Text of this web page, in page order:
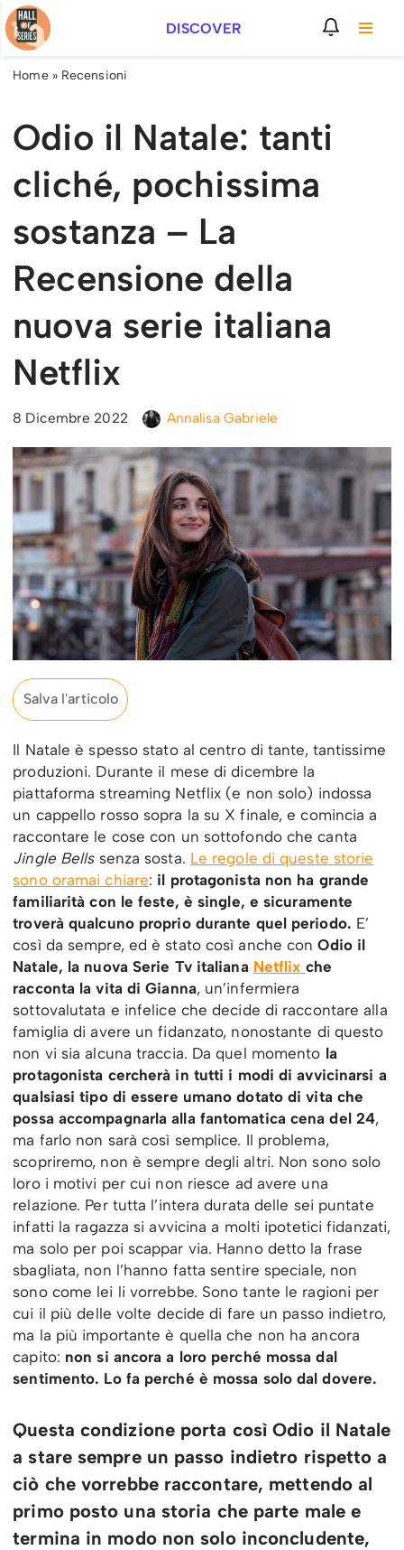
Vai
al
DISCOVER
Home» Recensioni
Odio il Natale: tanti
cliché, pochissima
sostanza – La
Recensione della
nuova serie italiana
Netflix
8 Dicembre 2022 Annalisa Gabriele
Salva l'articolo
Il Natale è spesso stato al centro di tante, tantissime
produzioni. Durante il mese di dicembre la
piattaforma streaming Netflix (e non solo) indossa
un cappello rosso sopra la su X finale, e comincia a
raccontare le cose con un sottofondo che canta
Jingle Bellssenza sosta. Le regole di queste storie
sono oramai chiare: il protagonista non ha grande
familiarità con le feste, è single, e sicuramente
troverà qualcuno proprio durante quel periodo. E’
così da sempre, ed è stato così anche conOdio il
Natale, la nuova Serie Tv italiana Netflix che
racconta la vita di Gianna, un’infermiera
sottovalutata e infelice che decide di raccontare alla
famiglia di avere un fidanzato, nonostante di questo
non vi sia alcuna traccia. Da quel momento la
protagonista cercherà in tutti i modi di avvicinarsi a
qualsiasi tipo di essere umano dotato di vita che
possa accompagnarla alla fantomatica cena del 24,
ma farlo non sarà così semplice. Il problema,
scopriremo, non è sempre degli altri. Non sono solo
loro i motivi per cui non riesce ad avere una
relazione. Per tutta l’intera durata delle sei puntate
infatti la ragazza si avvicina a molti ipotetici fidanzati,
ma solo per poi scappar via. Hanno detto la frase
sbagliata, non l’hanno fatta sentire speciale, non
sono come lei li vorrebbe. Sono tante le ragioni per
cui il più delle volte decide di fare un passo indietro,
ma la più importante è quella che non ha ancora
capito: non si ancora a loro perché mossa dal
sentimento. Lo fa perché è mossa solo dal dovere.
Questa condizione porta così Odio il Natale
a stare sempre un passo indietro rispetto a
ciò che vorrebbe raccontare, mettendo al
primo posto una storia che parte male e
termina in modo non solo inconcludente,